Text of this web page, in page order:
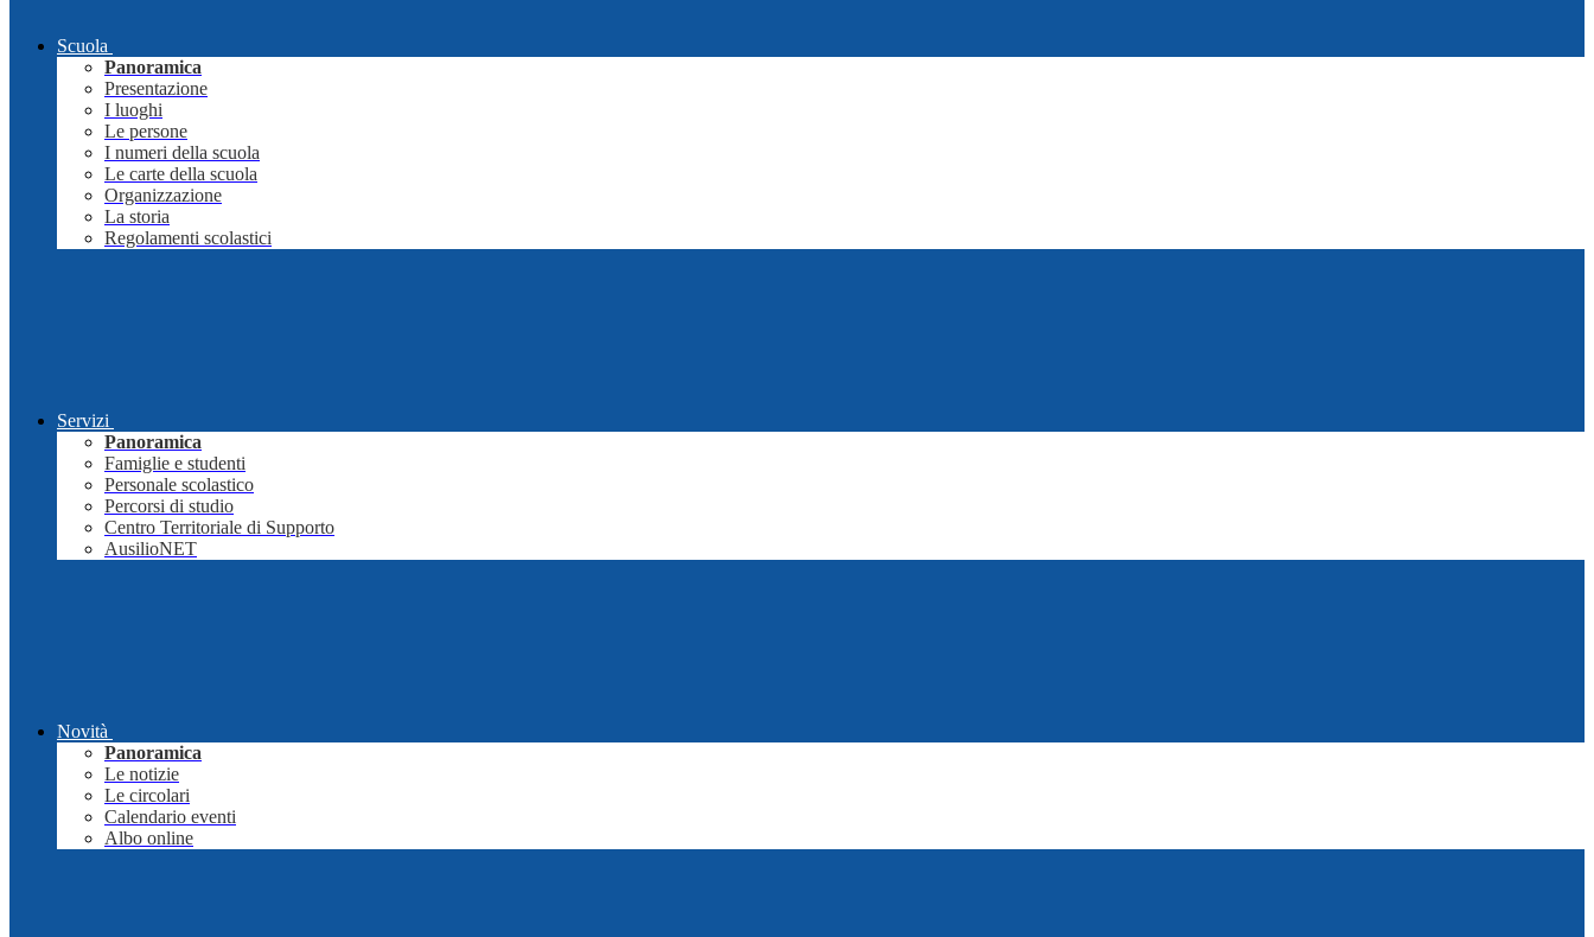
Scuola
Panoramica
Presentazione
I luoghi
Le persone
I numeri della scuola
Le carte della scuola
Organizzazione
La storia
Regolamenti scolastici
Servizi
Panoramica
Famiglie e studenti
Personale scolastico
Percorsi di studio
Centro Territoriale di Supporto
AusilioNET
Novità
Panoramica
Le notizie
Le circolari
Calendario eventi
Albo online